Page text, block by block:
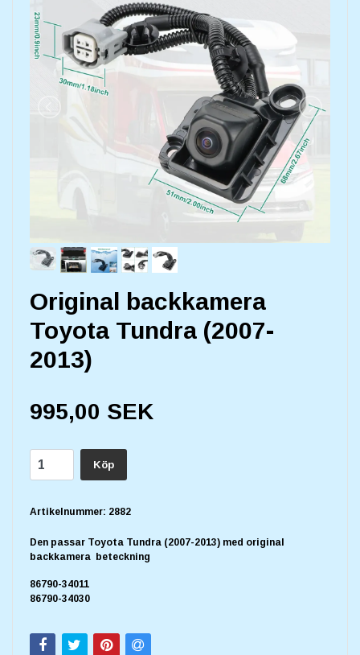
Original backkamera
Toyota Tundra (2007-
2013)
995,00 SEK
Köp
Artikelnummer: 2882
Den passar Toyota Tundra (2007-2013) med original
backkamera beteckning
86790-34011
86790-34030